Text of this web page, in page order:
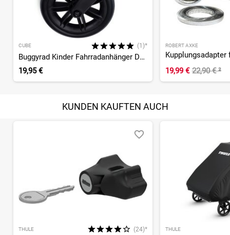
CUBE (1)*
Buggyrad Kinder Fahrradanhänger Double CMPT
19,95 €
ROBERT AXKE
Kupplungsadapter
19,99 € 22,90 €²
KUNDEN KAUFTEN AUCH
THULE (24)* THULE